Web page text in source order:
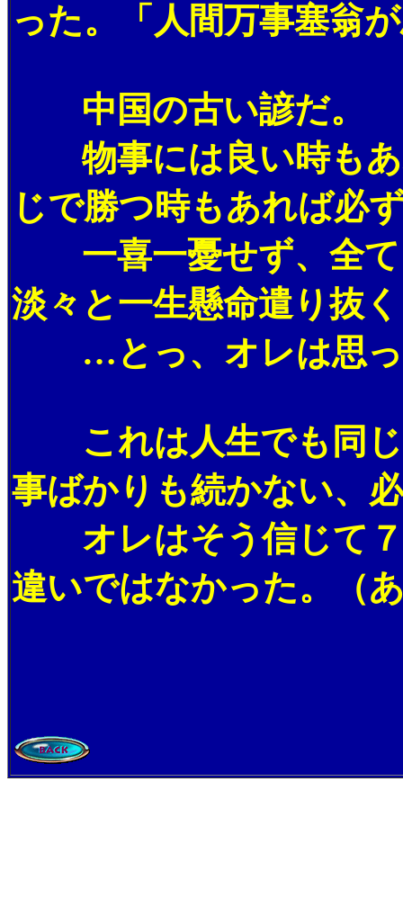
った。「人間万事塞翁
中国の古い諺だ。
物事には良い時もあ
じで勝つ時もあれば必
一喜一憂せず、全て
淡々と一生懸命遣り抜
…とっ、オレは思っ
これは人生でも同じ
事ばかりも続かない、
オレはそう信じて７
違いではなかった。（